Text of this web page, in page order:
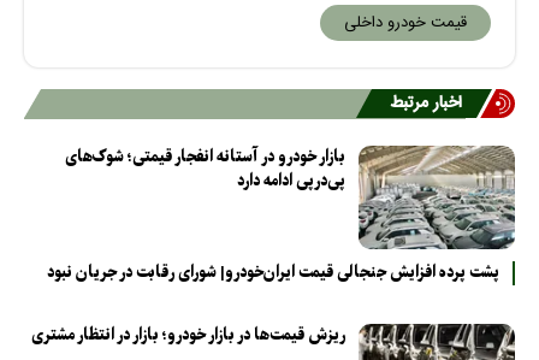
قیمت خودرو داخلی
اخبار مرتبط
بازار خودرو در آستانه انفجار قیمتی؛ شوک‌های
پی‌درپی ادامه دارد
پشت پرده افزایش جنجالی قیمت ایران‌خودرو| شورای رقابت در جریان نبود
ریزش قیمت‌ها در بازار خودرو؛ بازار در انتظار مشتری